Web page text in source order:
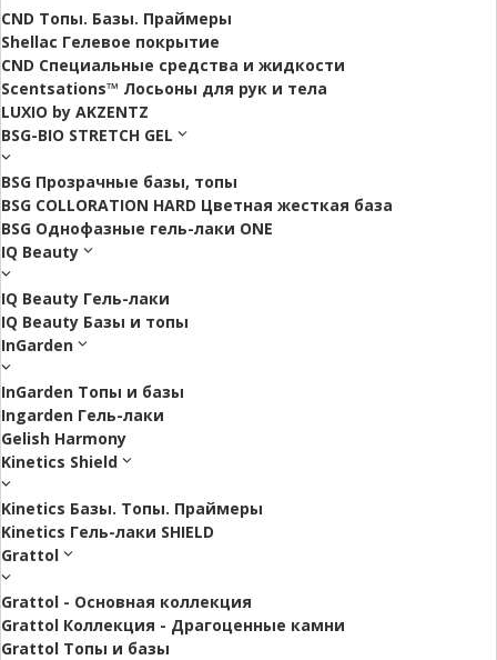
CND Топы. Базы. Праймеры
Shellac Гелевое покрытие
CND Специальные средства и жидкости
Scentsations™ Лосьоны для рук и тела
LUXIO by AKZENTZ
BSG-BIO STRETCH GEL
BSG Прозрачные базы, топы
BSG COLLORATION HARD Цветная жесткая база
BSG Однофазные гель-лаки ONE
IQ Beauty
IQ Beauty Гель-лаки
IQ Beauty Базы и топы
InGarden
InGarden Топы и базы
Ingarden Гель-лаки
Gelish Harmony
Kinetics Shield
Kinetics Базы. Топы. Праймеры
Kinetics Гель-лаки SHIELD
Grattol
Grattol - Oснoвнaя коллекция
Grattol Коллекция - Драгоценные камни
Grattol Топы и базы